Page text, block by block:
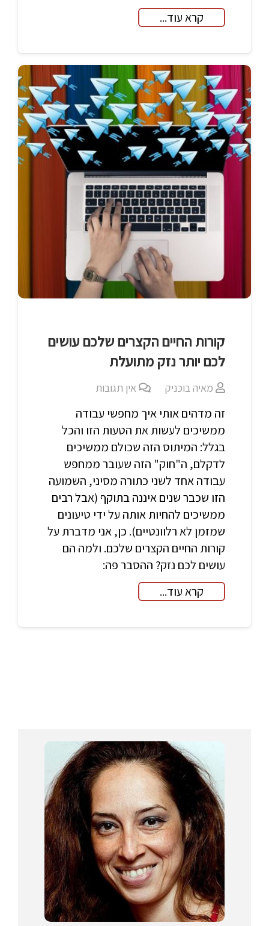
קרא עוד...
קורות החיים הקצרים שלכם עושים
לכם יותר נזק מתועלת
מאיה בוכניק אין תגובות
זה מדהים אותי איך מחפשי עבודה
ממשיכים לעשות את הטעות הזו והכל
בגלל: המיתוס הזה שכולם ממשיכים
לדקלם, ה"חוק" הזה שעובר ממחפש
עבודה אחד לשני כתורה מסיני, השמועה
הזו שכבר שנים איננה בתוקף (אבל רבים
ממשיכים להחיות אותה על ידי טיעונים
שמזמן לא רלוונטיים). כן, אני מדברת על
קורות החיים הקצרים שלכם. ולמה הם
עושים לכם נזק? ההסבר פה:
קרא עוד...